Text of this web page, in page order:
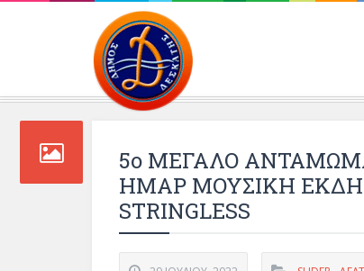
5o ΜΕΓΑΛΟ
ΗΜΑΡ ΜΟΥΣΙΚΗ
STRINGLESS